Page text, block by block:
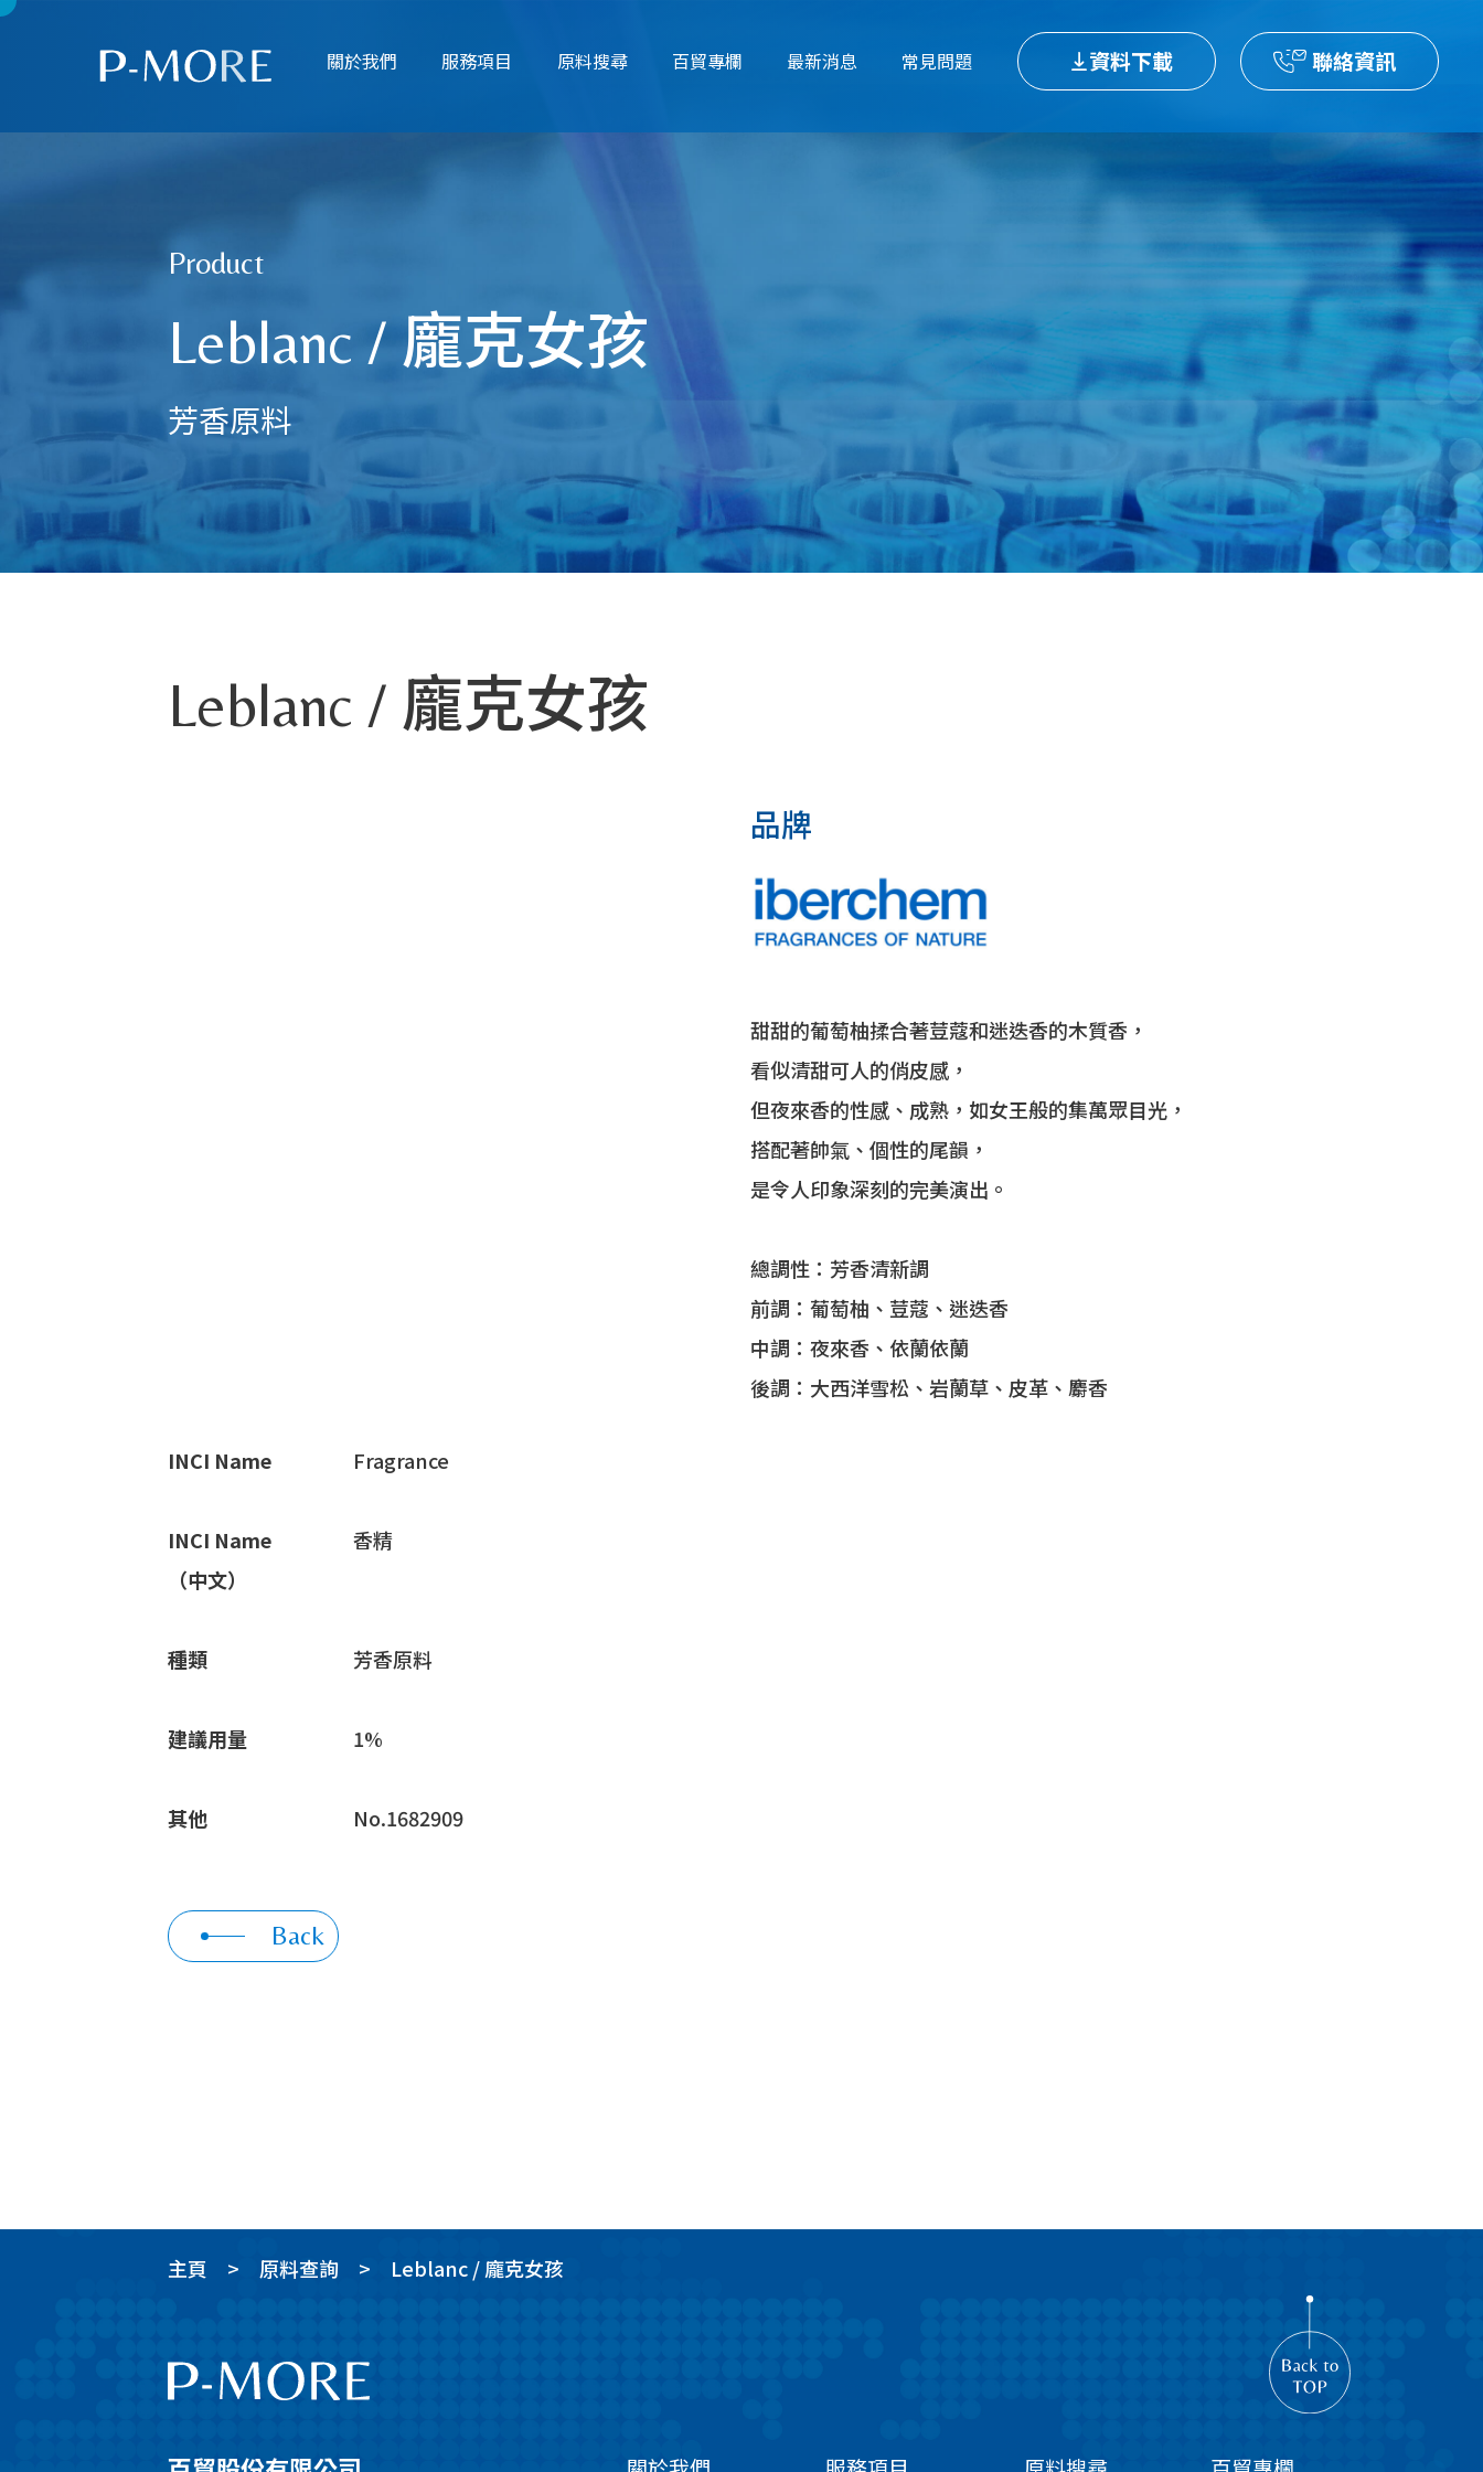
關於我們 服務項目 原料搜尋 百貿專欄 最新消息 常見問題 資料下載 聯絡資訊
Product
Leblanc / 龐克女孩
芳香原料
Leblanc / 龐克女孩
品牌
甜甜的葡萄柚揉合著荳蔻和迷迭香的木質香，
看似清甜可人的俏皮感，
但夜來香的性感、成熟，如女王般的集萬眾目光，
搭配著帥氣、個性的尾韻，
是令人印象深刻的完美演出。
總調性：芳香清新調
前調：葡萄柚、荳蔻、迷迭香
中調：夜來香、依蘭依蘭
後調：大西洋雪松、岩蘭草、皮革、麝香
INCI Name Fragrance
INCI Name
（中文）
香精
種類 芳香原料
建議用量 1%
其他 No.1682909
Back
主頁 原料查詢 Leblanc / 龐克女孩